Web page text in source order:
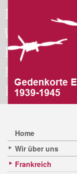
Home
Wir über uns
Frankreich